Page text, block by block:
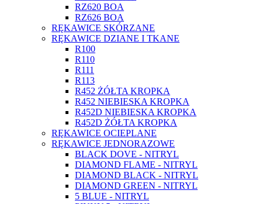
RZ620 BOA
RZ626 BOA
RĘKAWICE SKÓRZANE
RĘKAWICE DZIANE I TKANE
R100
R110
R111
R113
R452 ŻÓŁTA KROPKA
R452 NIEBIESKA KROPKA
R452D NIEBIESKA KROPKA
R452D ŻÓŁTA KROPKA
RĘKAWICE OCIEPLANE
RĘKAWICE JEDNORAZOWE
BLACK DOVE - NITRYL
DIAMOND FLAME - NITRYL
DIAMOND BLACK - NITRYL
DIAMOND GREEN - NITRYL
5 BLUE - NITRYL